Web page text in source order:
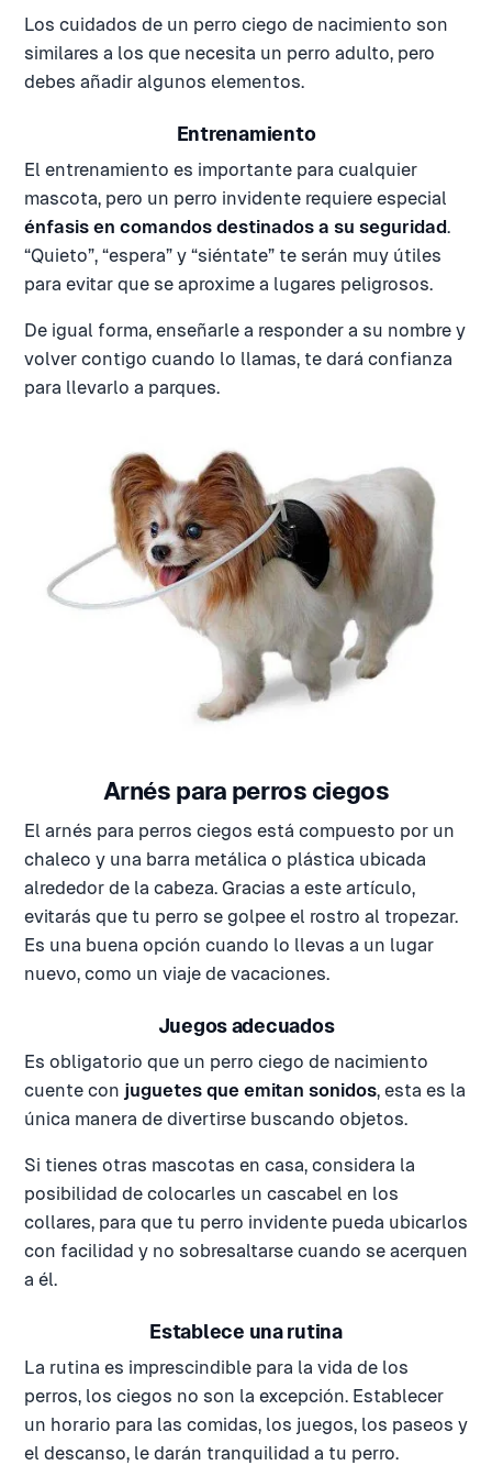
Los cuidados de un perro ciego de nacimiento son
similares a los que necesita un perro adulto, pero
debes añadir algunos elementos.
Entrenamiento
El entrenamiento es importante para cualquier
mascota, pero un perro invidente requiere especial
énfasis en comandos destinados a su seguridad.
“Quieto”, “espera” y “siéntate” te serán muy útiles
para evitar que se aproxime a lugares peligrosos.
De igual forma, enseñarle a responder a su nombre y
volver contigo cuando lo llamas, te dará confianza
para llevarlo a parques.
Arnés para perros ciegos
El arnés para perros ciegos está compuesto por un
chaleco y una barra metálica o plástica ubicada
alrededor de la cabeza. Gracias a este artículo,
evitarás que tu perro se golpee el rostro al tropezar.
Es una buena opción cuando lo llevas a un lugar
nuevo, como un viaje de vacaciones.
Juegos adecuados
Es obligatorio que un perro ciego de nacimiento
cuente con juguetes que emitan sonidos, esta es la
única manera de divertirse buscando objetos.
Si tienes otras mascotas en casa, considera la
posibilidad de colocarles un cascabel en los
collares, para que tu perro invidente pueda ubicarlos
con facilidad y no sobresaltarse cuando se acerquen
a él.
Establece una rutina
La rutina es imprescindible para la vida de los
perros, los ciegos no son la excepción. Establecer
un horario para las comidas, los juegos, los paseos y
el descanso, le darán tranquilidad a tu perro.